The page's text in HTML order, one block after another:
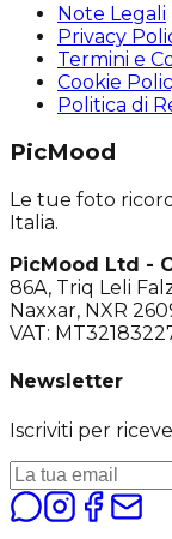
Note Legali
Privacy
Termini e
Cookie
Politica di
PicMood
Le tue foto
Italia.
PicMood Ltd -
86A, Triq Leli
Naxxar, NXR
VAT:
Newsletter
Iscriviti per